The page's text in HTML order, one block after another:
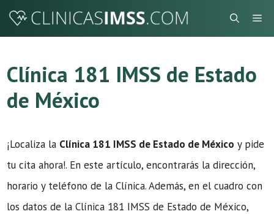
Saltar
Clínica 181 IMSS de Estado
de México
¡Localiza la Clínica 181 IMSS de Estado de México y pide
tu cita ahora!. En este artículo, encontrarás la dirección,
horario y teléfono de la Clínica. Además, en el cuadro con
los datos de la Clínica 181 IMSS de Estado de México,